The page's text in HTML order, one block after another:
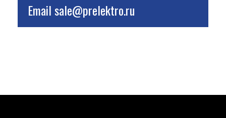
Emailsale@prelektro.ru